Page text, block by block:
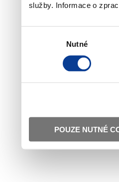
služby. Informace o
Nutné
POUZE NUTNÉ